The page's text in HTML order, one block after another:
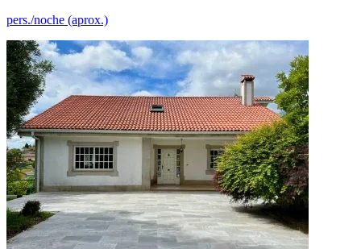
pers./noche (aprox.)